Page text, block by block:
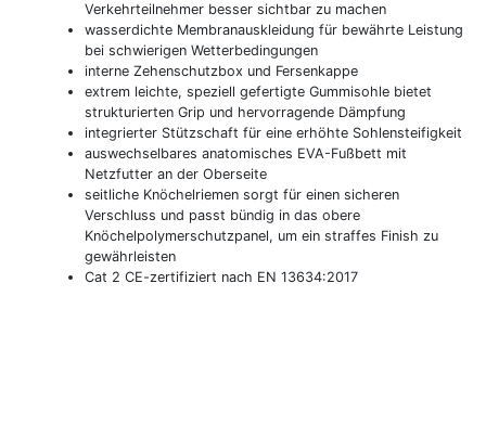
Verkehrteilnehmer besser sichtbar zu machen
wasserdichte Membranauskleidung für bewährte Leistung
bei schwierigen Wetterbedingungen
interne Zehenschutzbox und Fersenkappe
extrem leichte, speziell gefertigte Gummisohle bietet
strukturierten Grip und hervorragende Dämpfung
integrierter Stützschaft für eine erhöhte Sohlensteifigkeit
auswechselbares anatomisches EVA-Fußbett mit
Netzfutter an der Oberseite
seitliche Knöchelriemen sorgt für einen sicheren
Verschluss und passt bündig in das obere
Knöchelpolymerschutzpanel, um ein straffes Finish zu
gewährleisten
Cat 2 CE-zertifiziert nach EN 13634:2017